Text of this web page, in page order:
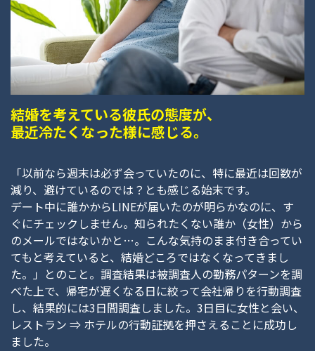
結婚を考えている彼氏の態度が、
最近冷たくなった様に感じる。
「以前なら週末は必ず会っていたのに、特に最近は回数が
減り、避けているのでは？とも感じる始末です。
デート中に誰かからLINEが届いたのが明らかなのに、す
ぐにチェックしません。知られたくない誰か（女性）から
のメールではないかと…。こんな気持のまま付き合ってい
てもと考えていると、結婚どころではなくなってきまし
た。」とのこと。調査結果は被調査人の勤務パターンを調
べた上で、帰宅が遅くなる日に絞って会社帰りを行動調査
し、結果的には3日間調査しました。3日目に女性と会い、
レストラン ⇒ ホテルの行動証拠を押さえることに成功し
ました。